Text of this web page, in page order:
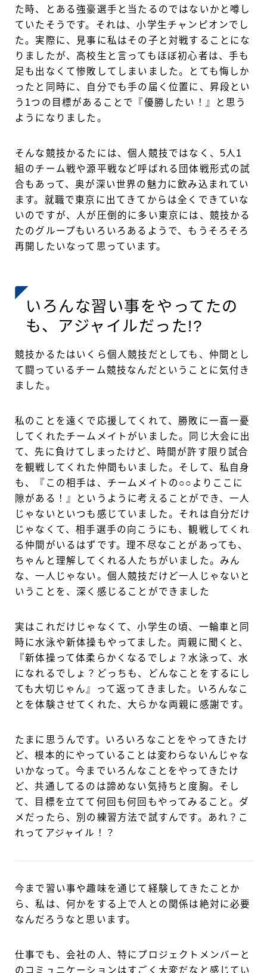
た時、とある強豪選手と当たるのではないかと噂し
ていたそうです。それは、小学生チャンピオンでし
た。実際に、見事に私はその子と対戦することにな
りましたが、高校生と言ってもほぼ初心者は、手も
足も出なくて惨敗してしまいました。とても悔しか
ったと同時に、自分でも手の届く位置に、昇段とい
う1つの目標があることで『優勝したい！』と思う
ようになりました。
そんな競技かるたには、個人競技ではなく、5人1
組のチーム戦や源平戦など呼ばれる団体戦形式の試
合もあって、奥が深い世界の魅力に飲み込まれてい
ます。就職で東京に出てきてからは全くできていな
いのですが、人が圧倒的に多い東京には、競技かる
たのグループもいろいろあるようで、もうそろそろ
再開したいなって思っています。
いろんな習い事をやってたの
も、アジャイルだった!?
競技かるたはいくら個人競技だとしても、仲間とし
て闘っているチーム競技なんだということに気付き
ました。
私のことを遠くで応援してくれて、勝敗に一喜一憂
してくれたチームメイトがいました。同じ大会に出
て、先に負けてしまったけど、時間が許す限り試合
を観戦してくれた仲間もいました。そして、私自身
も、『この相手は、チームメイトの○○よりここに
隙がある！』というように考えることができ、一人
じゃないといつも感じていました。それは自分だけ
じゃなくて、相手選手の向こうにも、観戦してくれ
る仲間がいるはずです。理不尽なことがあっても、
ちゃんと理解してくれる人たちがいました。みん
な、一人じゃない。個人競技だけど一人じゃないと
いうことを、深く感じることができました
実はこれだけじゃなくて、小学生の頃、一輪車と同
時に水泳や新体操もやってました。両親に聞くと、
『新体操って体柔らかくなるでしょ？水泳って、水
になれるでしょ？どっちも、どんなことをするにし
ても大切じゃん』って返ってきました。いろんなこ
とを体験させてくれた、大らかな両親に感謝です。
たまに思うんです。いろいろなことをやってきたけ
ど、根本的にやっていることは変わらないんじゃな
いかなって。今までいろんなことをやってきたけ
ど、共通してるのは諦めない気持ちと度胸。そし
て、目標を立てて何回も何回もやってみること。ダ
メだったら、別の練習方法で試すんです。あれ？こ
れってアジャイル！？
今まで習い事や趣味を通じて経験してきたことか
ら、私は、何かをする上で人との関係は絶対に必要
なんだろうなと思います。
仕事でも、会社の人、特にプロジェクトメンバーと
のコミュニケーションはすごく大変だなと感じてい